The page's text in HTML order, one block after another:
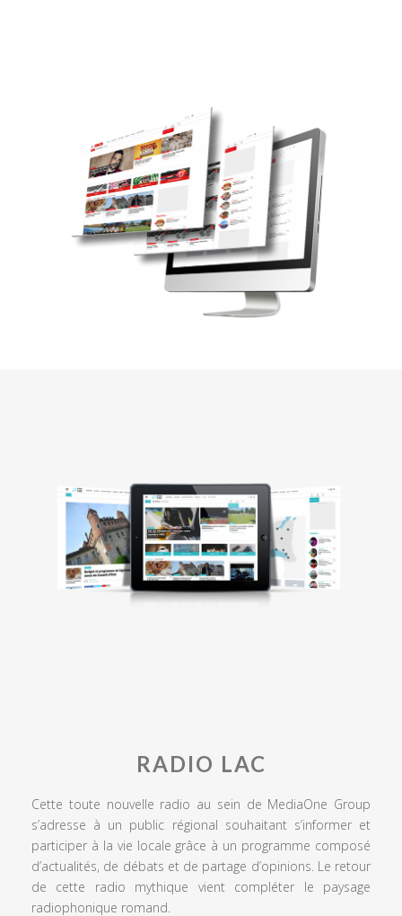
RADIO LAC
Cette toute nouvelle radio au sein de MediaOne Group
s’adresse à un public régional souhaitant s’informer et
participer à la vie locale grâce à un programme composé
d’actualités, de débats et de partage d’opinions. Le retour
de cette radio mythique vient compléter le paysage
radiophonique romand.